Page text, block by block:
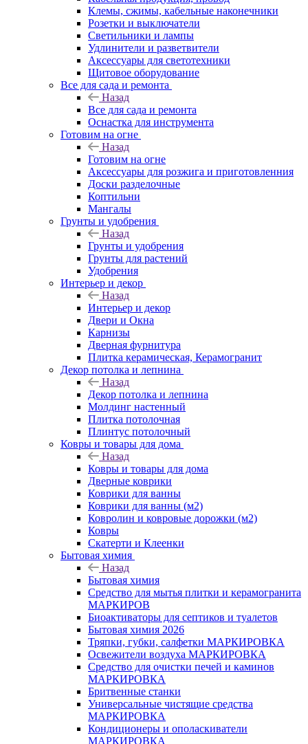
Клемы, сжимы, кабельные наконечники
Розетки и выключатели
Светильники и лампы
Удлинители и разветвители
Аксессуары для светотехники
Щитовое оборудование
Все для сада и ремонта
Назад
Все для сада и ремонта
Оснастка для инструмента
Готовим на огне
Назад
Готовим на огне
Аксессуары для розжига и приготовленния
Доски разделочные
Коптильни
Мангалы
Грунты и удобрения
Назад
Грунты и удобрения
Грунты для растений
Удобрения
Интерьер и декор
Назад
Интерьер и декор
Двери и Окна
Карнизы
Дверная фурнитура
Плитка керамическая, Керамогранит
Декор потолка и лепнина
Назад
Декор потолка и лепнина
Молдинг настенный
Плитка потолочная
Плинтус потолочный
Ковры и товары для дома
Назад
Ковры и товары для дома
Дверные коврики
Коврики для ванны
Коврики для ванны (м2)
Ковролин и ковровые дорожки (м2)
Ковры
Скатерти и Клеенки
Бытовая химия
Назад
Бытовая химия
Средство для мытья плитки и керамогранита
МАРКИРОВ
Биоактиваторы для септиков и туалетов
Бытовая химия 2026
Тряпки, губки, салфетки МАРКИРОВКА
Освежители воздуха МАРКИРОВКА
Средство для очистки печей и каминов
МАРКИРОВКА
Бритвенные станки
Универсальные чистящие средства
МАРКИРОВКА
Кондиционеры и ополаскиватели
МАРКИРОВКА